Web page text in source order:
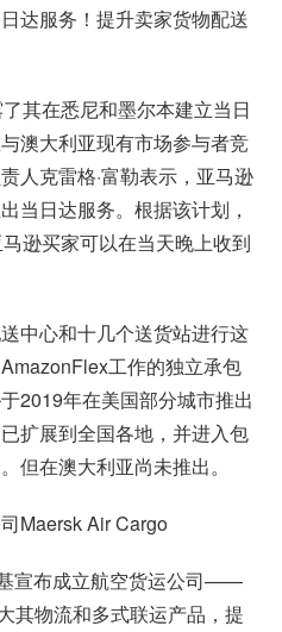
达服务！提升卖家货物配送
其在悉尼和墨尔本建立当日
澳大利亚现有市场参与者竞
人克雷格·富勒表示，亚马逊
当日达服务。根据该计划，
逊买家可以在当天晚上收到
中心和十几个送货站进行这
工作的独立承包
2019年在美国部分城市推出
扩展到全国各地，并进入包
但在澳大利亚尚未推出。
Maersk Air Cargo
宣布成立航空货运公司——
其物流和多式联运产品，提